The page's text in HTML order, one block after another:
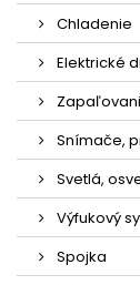
Chladenie
Elektrické
Snímače,
Svetlá,
Výfukový
Spojka